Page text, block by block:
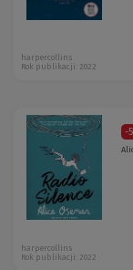
harpercollins
Rok publikacji: 2022
-
harpercollins
Rok publikacji: 2022